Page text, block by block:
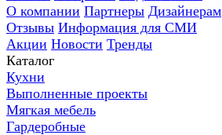
О компании Партнеры Дизайнерам
Отзывы Информация для СМИ
Акции Новости Тренды
Каталог
Кухни
Выполненные проекты
Мягкая мебель
Гардеробные